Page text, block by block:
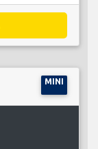
MINI